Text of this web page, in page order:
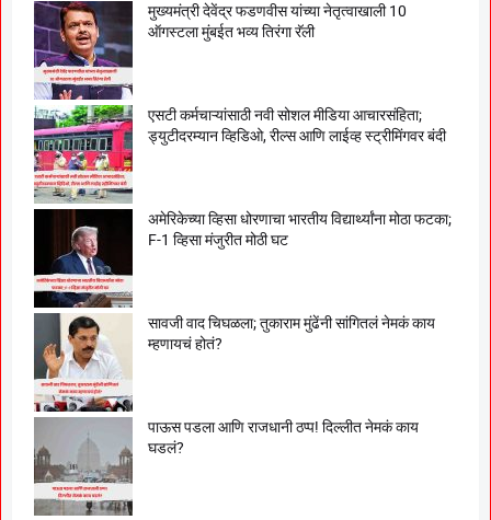
मुख्यमंत्री देवेंद्र फडणवीस यांच्या नेतृत्वाखाली 10
ऑगस्टला मुंबईत भव्य तिरंगा रॅली
एसटी कर्मचाऱ्यांसाठी नवी सोशल मीडिया आचारसंहिता;
ड्युटीदरम्यान व्हिडिओ, रील्स आणि लाईव्ह स्ट्रीमिंगवर बंदी
अमेरिकेच्या व्हिसा धोरणाचा भारतीय विद्यार्थ्यांना मोठा फटका;
F-1 व्हिसा मंजुरीत मोठी घट
सावजी वाद चिघळला; तुकाराम मुंढेंनी सांगितलं नेमकं काय
म्हणायचं होतं?
पाऊस पडला आणि राजधानी ठप्प! दिल्लीत नेमकं काय
घडलं?